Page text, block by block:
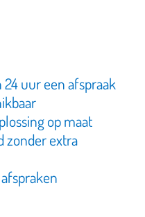
uur een afspraak
op maat
zonder extra